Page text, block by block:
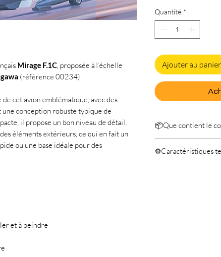
Mirage F.1C, proposée à l’échelle
(référence 00234).
cet avion emblématique, avec des
conception robuste typique de
il propose un bon niveau de détail,
éléments extérieurs, ce qui en fait un
ou une base idéale pour des
et à peindre
Quantité *
Ajouter au panier
📦Que contient le
Maquette à
⚙️Caractéristiques